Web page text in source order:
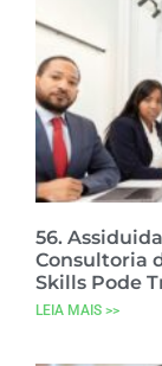
56.
Consultoria
Skills Pode
LEIA MAIS >>